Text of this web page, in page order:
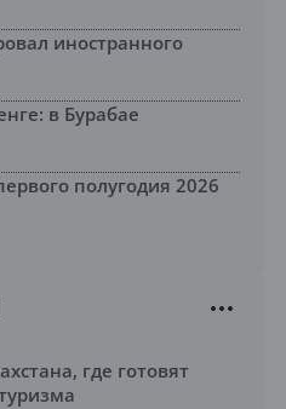
иностранного
в Бурабае
полугодия 2026
где готовят